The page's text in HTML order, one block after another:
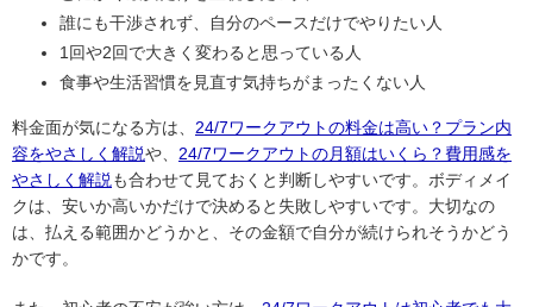
誰にも干渉されず、自分のペースだけでやりたい人
1回や2回で大きく変わると思っている人
食事や生活習慣を見直す気持ちがまったくない人
料金面が気になる方は、 24/7ワークアウトの料金は高い？プラン内
容をやさしく解説や、 24/7ワークアウトの月額はいくら？費用感を
やさしく解説 も合わせて見ておくと判断しやすいです。ボディメイ
クは、安いか高いかだけで決めると失敗しやすいです。大切なの
は、払える範囲かどうかと、その金額で自分が続けられそうかどう
かです。